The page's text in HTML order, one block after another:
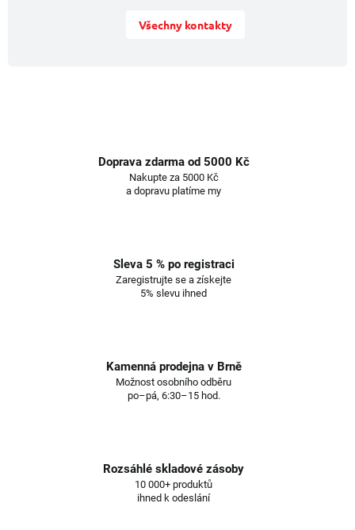
Všechny kontakty
Doprava zdarma od 5000 Kč
Nakupte za 5000 Kč
a dopravu platíme my
Sleva 5 % po registraci
Zaregistrujte se a získejte
5% slevu ihned
Kamenná prodejna v Brně
Možnost osobního odběru
po–pá, 6:30–15 hod.
Rozsáhlé skladové zásoby
10 000+ produktů
ihned k odeslání